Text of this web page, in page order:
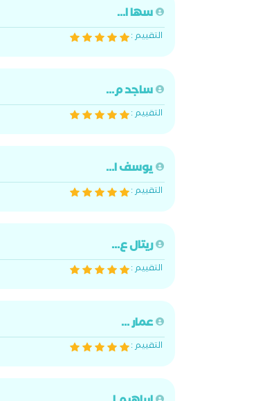
سها ا...
التقييم :
ساجد م...
التقييم :
يوسف ا...
التقييم :
ريتال ع...
التقييم :
عمار ...
التقييم :